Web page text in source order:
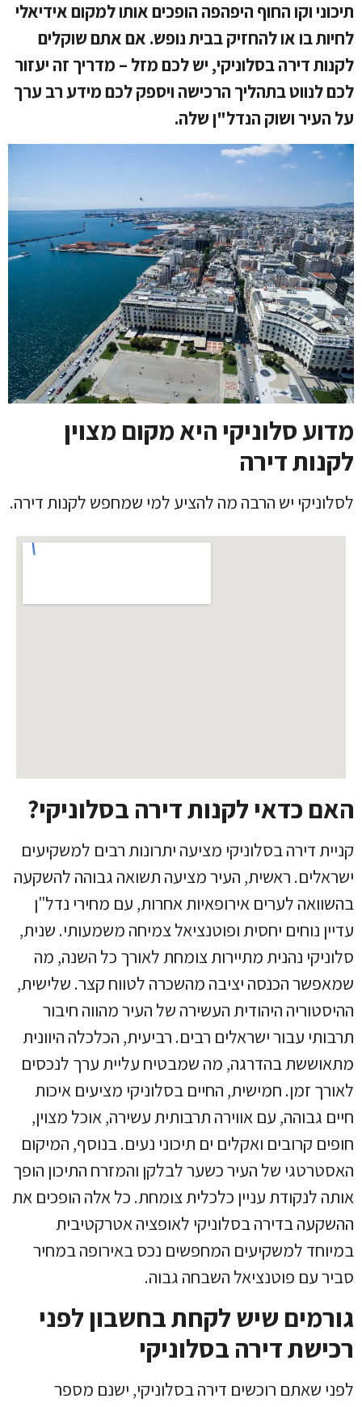
תיכוני וקו החוף היפהפה הופכים אותו למקום אידיאלי
לחיות בו או להחזיק בבית נופש. אם אתם שוקלים
לקנות דירה בסלוניקי, יש לכם מזל – מדריך זה יעזור
לכם לנווט בתהליך הרכישה ויספק לכם מידע רב ערך
על העיר ושוק הנדל"ן שלה.
מדוע סלוניקי היא מקום מצוין
לקנות דירה
לסלוניקי יש הרבה מה להציע למי שמחפש לקנות דירה.
האם כדאי לקנות דירה בסלוניקי?
קניית דירה בסלוניקי מציעה יתרונות רבים למשקיעים
ישראלים. ראשית, העיר מציעה תשואה גבוהה להשקעה
בהשוואה לערים אירופאיות אחרות, עם מחירי נדל"ן
עדיין נוחים יחסית ופוטנציאל צמיחה משמעותי. שנית,
סלוניקי נהנית מתיירות צומחת לאורך כל השנה, מה
שמאפשר הכנסה יציבה מהשכרה לטווח קצר. שלישית,
ההיסטוריה היהודית העשירה של העיר מהווה חיבור
תרבותי עבור ישראלים רבים. רביעית, הכלכלה היוונית
מתאוששת בהדרגה, מה שמבטיח עליית ערך לנכסים
לאורך זמן. חמישית, החיים בסלוניקי מציעים איכות
חיים גבוהה, עם אווירה תרבותית עשירה, אוכל מצוין,
חופים קרובים ואקלים ים תיכוני נעים. בנוסף, המיקום
האסטרטגי של העיר כשער לבלקן והמזרח התיכון הופך
אותה לנקודת עניין כלכלית צומחת. כל אלה הופכים את
ההשקעה בדירה בסלוניקי לאופציה אטרקטיבית
במיוחד למשקיעים המחפשים נכס באירופה במחיר
סביר עם פוטנציאל השבחה גבוה.
גורמים שיש לקחת בחשבון לפני
רכישת דירה בסלוניקי
לפני שאתם רוכשים דירה בסלוניקי, ישנם מספר